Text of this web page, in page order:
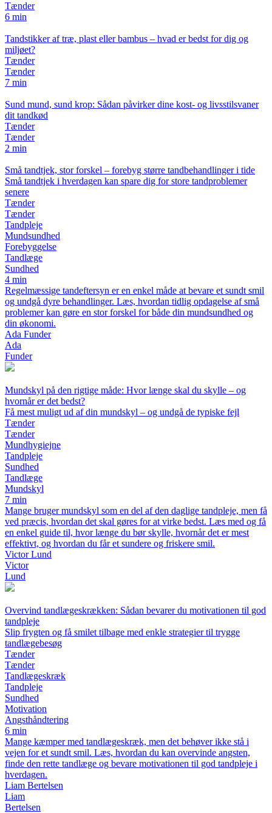
Tænder
6 min
Tandstikker af træ, plast eller bambus – hvad er bedst for dig og
miljøet?
Tænder
Tænder
7 min
Sund mund, sund krop: Sådan påvirker dine kost- og livsstilsvaner
dit tandkød
Tænder
Tænder
2 min
Små tandtjek, stor forskel – forebyg større tandbehandlinger i tide
Små tandtjek i hverdagen kan spare dig for store tandproblemer
senere
Tænder
Tænder
Tandpleje
Mundsundhed
Forebyggelse
Tandlæge
Sundhed
4 min
Regelmæssige tandeftersyn er en enkel måde at bevare et sundt smil
og undgå dyre behandlinger. Læs, hvordan tidlig opdagelse af små
problemer kan gøre en stor forskel for både din mundsundhed og
din økonomi.
Ada Funder
Ada
Funder
Mundskyl på den rigtige måde: Hvor længe skal du skylle – og
hvornår er det bedst?
Få mest muligt ud af din mundskyl – og undgå de typiske fejl
Tænder
Tænder
Mundhygiejne
Tandpleje
Sundhed
Tandlæge
Mundskyl
7 min
Mange bruger mundskyl som en del af den daglige tandpleje, men få
ved præcis, hvordan det skal gøres for at virke bedst. Læs med og få
en enkel guide til, hvor længe du bør skylle, hvornår det er mest
effektivt, og hvordan du får et sundere og friskere smil.
Victor Lund
Victor
Lund
Overvind tandlægeskrækken: Sådan bevarer du motivationen til god
tandpleje
Slip frygten og få smilet tilbage med enkle strategier til trygge
tandlægebesøg
Tænder
Tænder
Tandlægeskræk
Tandpleje
Sundhed
Motivation
Angsthåndtering
6 min
Mange kæmper med tandlægeskræk, men det behøver ikke stå i
vejen for et sundt smil. Læs, hvordan du kan overvinde angsten,
finde den rette tandlæge og bevare motivationen til god tandpleje i
hverdagen.
Liam Bertelsen
Liam
Bertelsen